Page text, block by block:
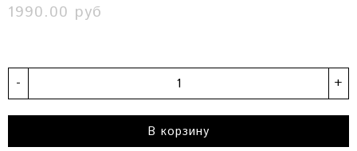
1990.00 руб
- +
В корзину